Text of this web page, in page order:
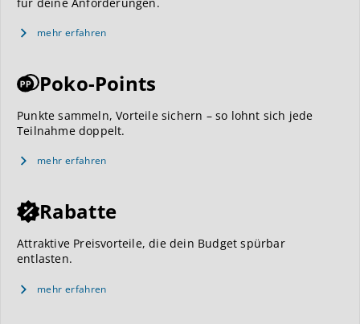
mehr erfahren
Poko-Points
Punkte sammeln, Vorteile sichern – so lohnt sich jede
Teilnahme doppelt.
mehr erfahren
Rabatte
Attraktive Preisvorteile, die dein Budget spürbar
entlasten.
mehr erfahren